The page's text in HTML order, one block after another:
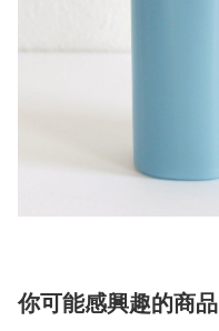
你可能感興趣的商品